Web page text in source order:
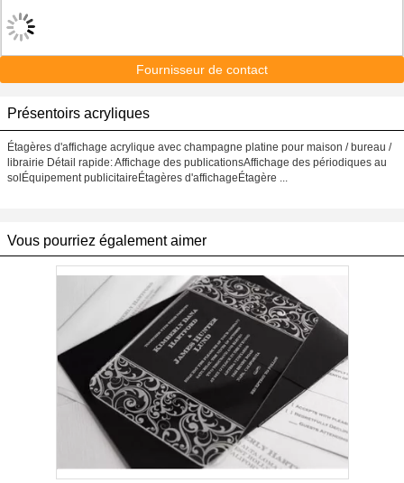
Fournisseur de contact
Présentoirs acryliques
Étagères d'affichage acrylique avec champagne platine pour maison / bureau /
librairie Détail rapide: Affichage des publicationsAffichage des périodiques au
solÉquipement publicitaireÉtagères d'affichageÉtagère ...
Vous pourriez également aimer